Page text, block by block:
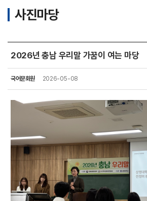
사진마당
2026년 충남 우리말 가꿈이 여는 마당
국어문화원 2026-05-08